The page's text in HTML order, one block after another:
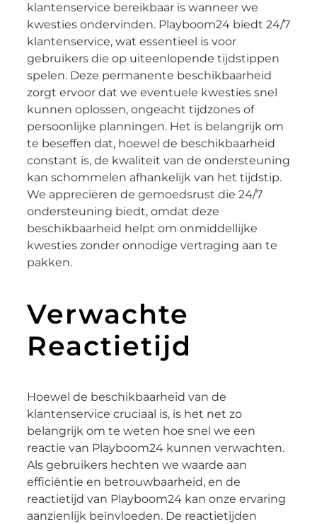
klantenservice bereikbaar is wanneer we
kwesties ondervinden. Playboom24 biedt 24/7
klantenservice, wat essentieel is voor
gebruikers die op uiteenlopende tijdstippen
spelen. Deze permanente beschikbaarheid
zorgt ervoor dat we eventuele kwesties snel
kunnen oplossen, ongeacht tijdzones of
persoonlijke planningen. Het is belangrijk om
te beseffen dat, hoewel de beschikbaarheid
constant is, de kwaliteit van de ondersteuning
kan schommelen afhankelijk van het tijdstip.
We appreciëren de gemoedsrust die 24/7
ondersteuning biedt, omdat deze
beschikbaarheid helpt om onmiddellijke
kwesties zonder onnodige vertraging aan te
pakken.
Verwachte
Reactietijd
Hoewel de beschikbaarheid van de
klantenservice cruciaal is, is het net zo
belangrijk om te weten hoe snel we een
reactie van Playboom24 kunnen verwachten.
Als gebruikers hechten we waarde aan
efficiëntie en betrouwbaarheid, en de
reactietijd van Playboom24 kan onze ervaring
aanzienlijk beïnvloeden. De reactietijden